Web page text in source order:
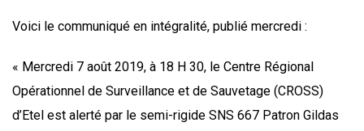
Voici le communiqué en intégralité, publié mercredi :
« Mercredi 7 août 2019, à 18 H 30, le Centre Régional
Opérationnel de Surveillance et de Sauvetage (CROSS)
d’Etel est alerté par le semi-rigide SNS 667 Patron Gildas